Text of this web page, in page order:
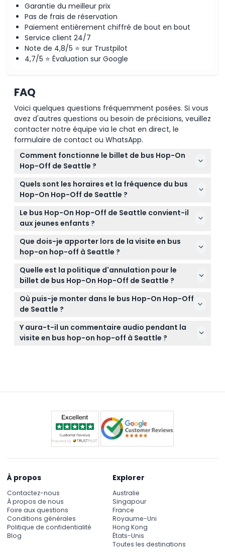
Garantie du meilleur prix
Pas de frais de réservation
Paiement entièrement chiffré de bout en bout
Service client 24/7
Note de 4,8/5 ⭐ sur Trustpilot
4,7/5 ⭐ Évaluation sur Google
FAQ
Voici quelques questions fréquemment posées. Si vous
avez d'autres questions ou besoin de précisions, veuillez
contacter notre équipe via le chat en direct, le
formulaire de contact ou WhatsApp.
Comment fonctionne le billet de bus Hop-On
Hop-Off de Seattle ?
Votre billet vous permet de monter et descendre
du bus à n'importe quel arrêt désigné à travers
Seattle autant de fois que vous le souhaitez
pendant la durée de validité du billet, à partir de sa
première utilisation. Vous pouvez explorer les
commentaire audio inclus.
Quels sont les horaires et la fréquence du bus
Hop-On Hop-Off de Seattle ?
Les bus circulent tous les jours de 10h00 à 16h00,
avec un départ toutes les 20 à 30 minutes, le
circuit complet durant environ 80 minutes.
(susceptible de changer — veuillez confirmer au
moment de la réservation)
Le bus Hop-On Hop-Off de Seattle convient-il
aux jeunes enfants ?
Oui, les enfants de moins de 5 ans voyagent
gratuitement mais n'ont pas de siège attribué.
C'est une manière familiale de découvrir la ville.
Que dois-je apporter lors de la visite en bus
hop-on hop-off à Seattle ?
Apportez des chaussures confortables, des
vêtements adaptés à la météo et un appareil
photo pour capturer les vues depuis le bus à toit
ouvert. N’oubliez pas votre billet que vous pouvez
réserver et gérer en ligne ici.
Quelle est la politique d'annulation pour le
billet de bus Hop-On Hop-Off de Seattle ?
Vous pouvez annuler au moins 24 heures avant
votre date de voyage avec des frais de transfert
pas remboursables. Assurez-vous de gérer votre
réservation en ligne sur ce site.
Où puis-je monter dans le bus Hop-On Hop-Off
de Seattle ?
Vous pouvez commencer votre visite en montant
à n'importe quel arrêt désigné le long du parcours,
y compris des lieux clés comme la Tour de l’Espace
Y aura-t-il un commentaire audio pendant la
visite en bus hop-on hop-off à Seattle ?
À propos
Contactez-nous
À propos de nous
Foire aux questions
Conditions générales
Politique de confidentialité
Blog
Explorer
Australie
Singapour
France
Royaume-Uni
Hong Kong
États-Unis
Toutes les destinations